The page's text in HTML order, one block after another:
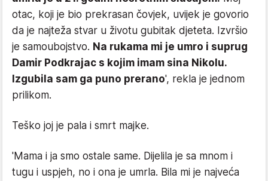
otac, koji je bio prekrasan čovjek, uvijek je govorio
da je najteža stvar u životu gubitak djeteta. Izvršio
je samoubojstvo. Na rukama mi je umro i suprug
Damir Podkrajac s kojim imam sina Nikolu.
Izgubila sam ga puno prerano', rekla je jednom
prilikom.
Teško joj je pala i smrt majke.
'Mama i ja smo ostale same. Dijelila je sa mnom i
tugu i uspjeh, no i ona je umrla. Bila mi je najveća